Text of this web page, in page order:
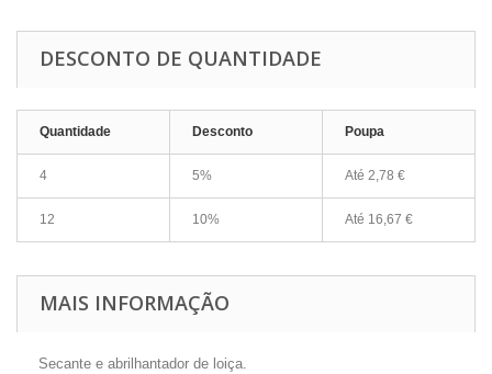
DESCONTO DE QUANTIDADE
Quantidade Desconto Poupa
4 5% Até 2,78 €
12 10% Até 16,67 €
MAIS INFORMAÇÃO
Secante e abrilhantador de loiça.